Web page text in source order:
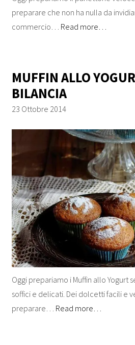
preparare che non ha nulla da
commercio… Read more…
MUFFIN ALLO
BILANCIA
23 Ottobre 2014
Oggi prepariamo i Muffin allo Yogurt
soffici e delicati. Dei dolcetti facili e
preparare… Read more…